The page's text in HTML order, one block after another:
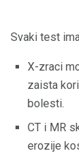
Svaki test
X-zraci
zaista
bolesti.
CT i MR
erozije